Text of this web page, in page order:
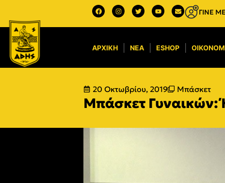
ΓΙΝΕ
ΑΡΧΙΚΉ ΝΈΑ ESHOP
20 Οκτωβρίου, 2019 Μπάσκετ
Μπάσκετ Γυναικών: